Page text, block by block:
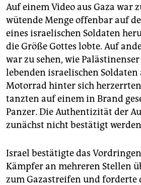
Auf einem Video aus Gaza war
wütende Menge offenbar auf
eines israelischen Soldaten
die Größe Gottes lobte. Auf
war zu sehen, wie
lebenden israelischen Soldaten
Motorrad hinter sich
tanzten auf einem in Brand
Panzer. Die Authentizität der
zunächst nicht bestätigt
Israel bestätigte das
Kämpfer an mehreren Stellen
zum Gazastreifen und forderte